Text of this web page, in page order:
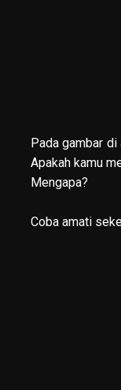
Pada gambar
Apakah kamu
Mengapa?
Coba amati